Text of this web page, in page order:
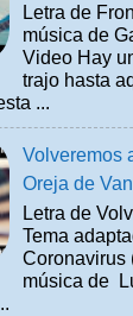
Letra de
música de
Video Hay
trajo hasta
...
Volveremos
Oreja de
Letra de
Tema
Coronavirus
música de